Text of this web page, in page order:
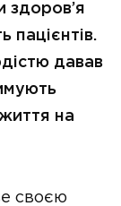
здоров’я
пацієнтів.
давав
на
своєю